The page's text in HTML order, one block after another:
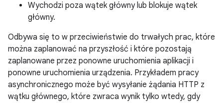
Wychodzi poza wątek główny lub blokuje wątek
główny.
Odbywa się to w przeciwieństwie do trwałych prac, które
można zaplanować na przyszłość i które pozostają
zaplanowane przez ponowne uruchomienia aplikacji i
ponowne uruchomienia urządzenia. Przykładem pracy
asynchronicznego może być wysyłanie żądania HTTP z
wątku głównego, które zwraca wynik tylko wtedy, gdy